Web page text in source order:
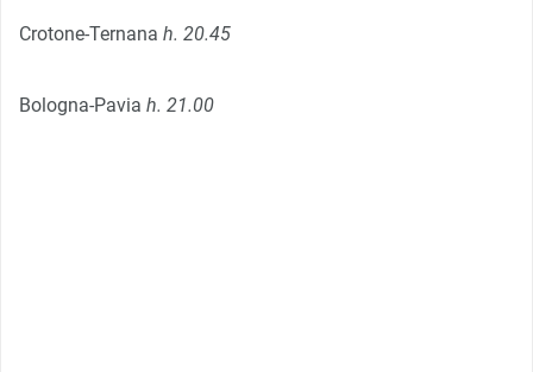
Crotone-Ternana h. 20.45
Bologna-Pavia h. 21.00